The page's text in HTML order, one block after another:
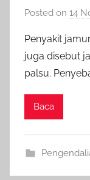
Posted on 14
Penyakit
juga disebut
palsu.
Baca